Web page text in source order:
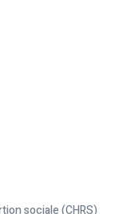
sociale (CHRS)